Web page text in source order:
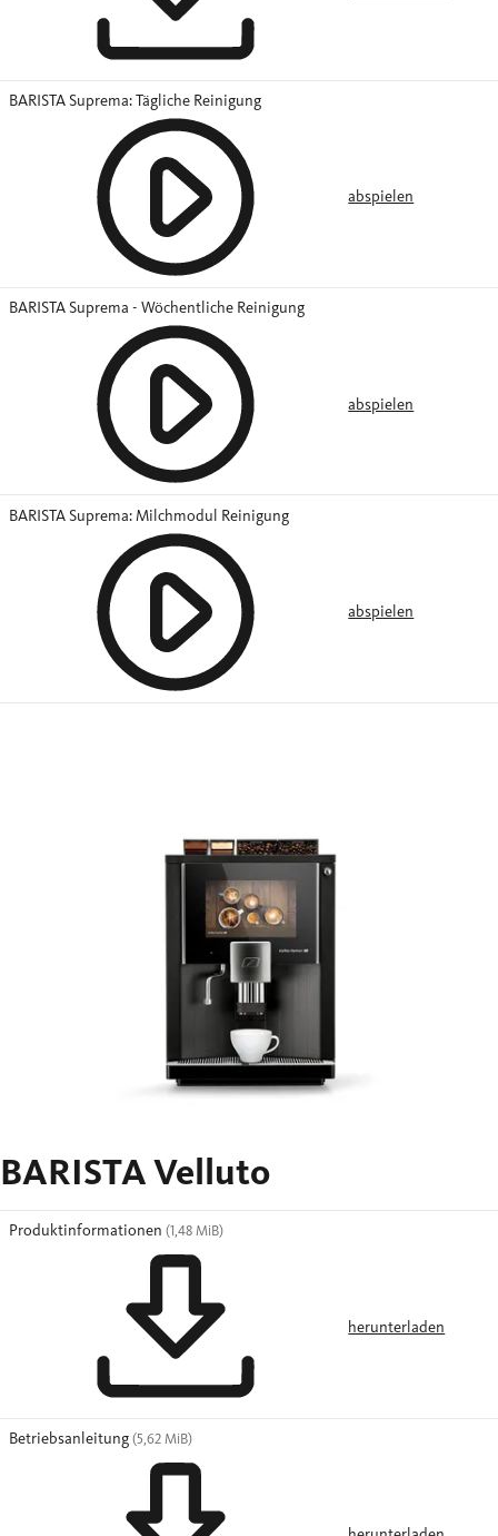
BARISTA Suprema: Tägliche Reinigung
abspielen
BARISTA Suprema - Wöchentliche Reinigung
abspielen
BARISTA Suprema: Milchmodul Reinigung
abspielen
BARISTA Velluto
Produktinformationen(1,48 MiB)
herunterladen
Betriebsanleitung(5,62 MiB)